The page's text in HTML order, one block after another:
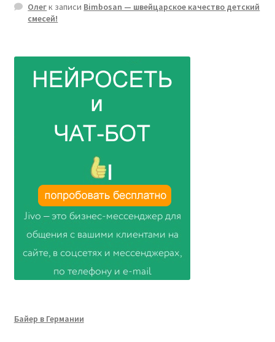
Олегк записи Bimbosan — швейцарское качество детский
смесей!
Байер в Германии